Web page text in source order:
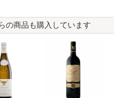
の商品も購入しています